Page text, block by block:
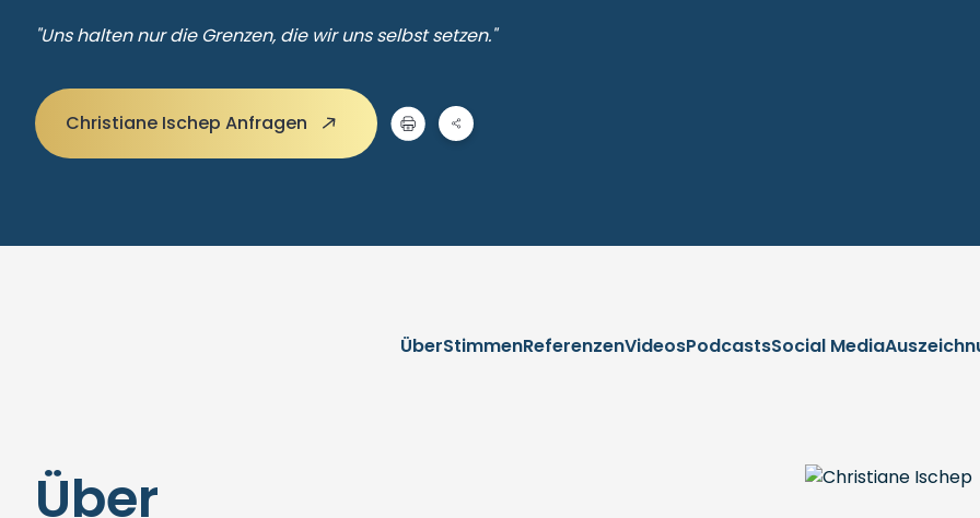
"Uns halten nur die Grenzen, die wir uns selbst setzen."
Christiane Ischep Anfragen
ÜberStimmenReferenzenVideosPodcastsSocial Media
Über